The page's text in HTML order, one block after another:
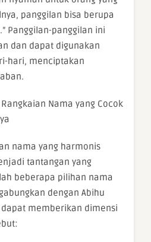
panggilan bisa berupa
Panggilan-panggilan ini
dan dapat digunakan
hari, menciptakan
Nama yang Cocok
nama yang harmonis
tantangan yang
beberapa pilihan nama
dengan Abihu
memberikan dimensi